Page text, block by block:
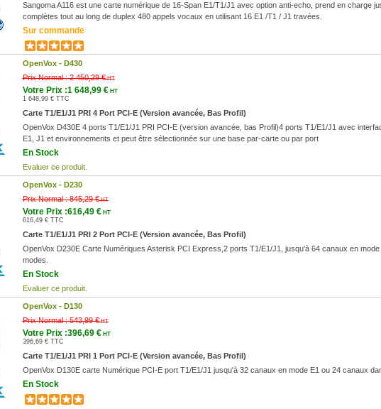
Sangoma A116 est une carte numérique de 16-Span E1/T1/J1 avec option anti-echo, prend en charge
complètes tout au long de duplex 480 appels vocaux en utilisant 16 E1 /T1 / J1 travées.
Sur commande
OpenVox - D430
Prix Normal :2 450,29 €HT
Votre Prix :1 648,99 €HT
1 648,99 € TTC
Carte T1/E1/J1 PRI 4 Port PCI-E (Version avancée, Bas Profil)
OpenVox D430E 4 ports T1/E1/J1 PRI PCI-E (version avancée, bas Profil)4 ports T1/E1/J1 avec
E1, J1 et environnements et peut être sélectionnée sur une base par-carte ou par port
En Stock
Evaluer ce produit.
OpenVox - D230
Prix Normal :845,29 €HT
Votre Prix :616,49 €HT
616,49 € TTC
Carte T1/E1/J1 PRI 2 Port PCI-E (Version avancée, Bas Profil)
OpenVox D230E Carte Numériques Asterisk PCI Express,2 ports T1/E1/J1, jusqu'à 64 canaux en
modes.
En Stock
Evaluer ce produit.
OpenVox - D130
Prix Normal :543,99 €HT
Votre Prix :396,69 €HT
396,69 € TTC
Carte T1/E1/J1 PRI 1 Port PCI-E (Version avancée, Bas Profil)
OpenVox D130E carte Numérique PCI-E port T1/E1/J1 jusqu'à 32 canaux en mode E1 ou 24 canaux
En Stock